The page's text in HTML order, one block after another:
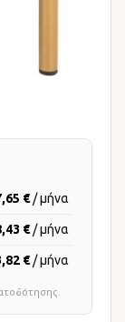
€ / μήνα
€ / μήνα
€ / μήνα